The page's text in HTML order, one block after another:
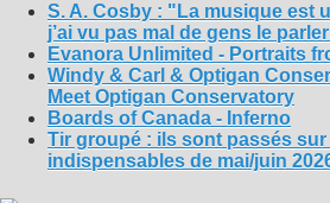
S. A. Cosby : "La musique est
j’ai vu pas mal de gens le
Evanora Unlimited - Portraits
Windy & Carl & Optigan
Meet Optigan Conservatory
Boards of Canada - Inferno
Tir groupé : ils sont passés
indispensables de mai/juin